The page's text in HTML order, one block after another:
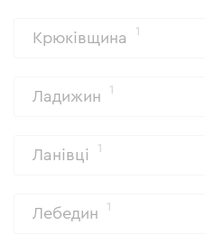
Крюківщина 1
Ладижин 1
Ланівці 1
Лебедин 1